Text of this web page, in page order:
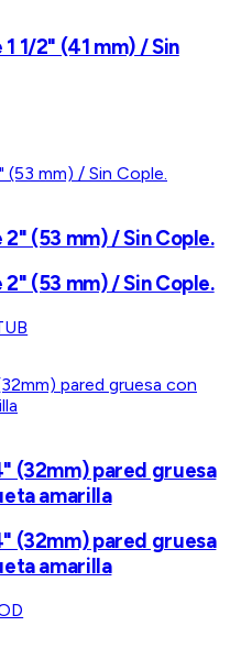
1/2" (41 mm) / Sin
(53 mm) / Sin Cople.
(53 mm) / Sin Cople.
(32mm) pared gruesa
amarilla
(32mm) pared gruesa
amarilla